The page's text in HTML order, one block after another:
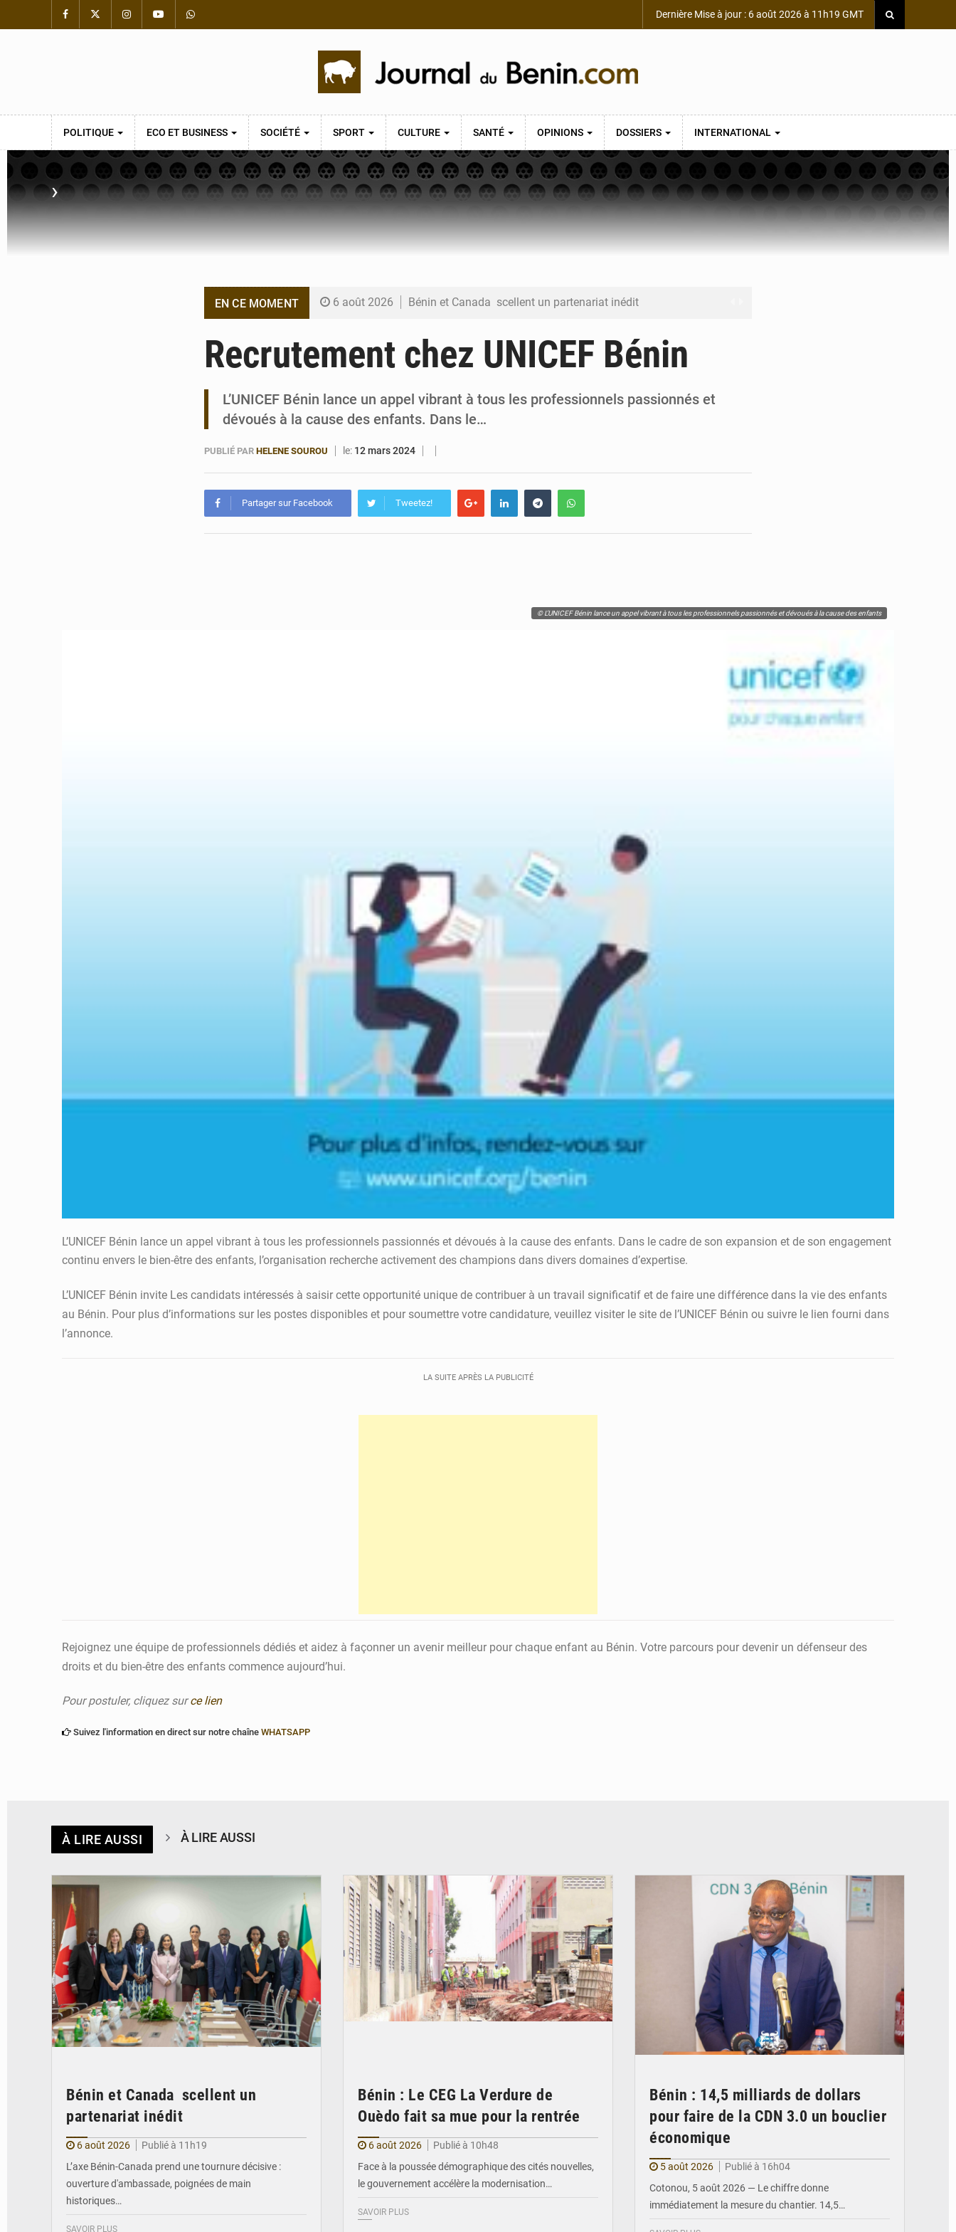
Dernière Mise à jour : 6 août 2026 à 11h19 GMT
POLITIQUE ECO ET BUSINESS SOCIÉTÉ SPORT CULTURE SANTÉ OPINIONS DOSSIERS INTERNATIONAL
›
EN CE MOMENT 6 août 2026 Bénin et Canada scellent un partenariat inédit
5 août 2026 Bénin : 14,5 milliards de dollars pour faire de la CDN 3.0 un bouclier économique
4 août 2026 Bénin : le ministère de l’Intérieur évalue ses résultats à mi-parcours
4 août 2026 FÉBÉBOXE : la gouvernance, premier combat de la mandature 2026-2030
Recrutement chez UNICEF Bénin
L’UNICEF Bénin lance un appel vibrant à tous les professionnels passionnés et
dévoués à la cause des enfants. Dans le…
PUBLIÉ PAR HELENE SOUROU le: 12 mars 2024
Partager sur Facebook Tweetez!
© L’UNICEF Bénin lance un appel vibrant à tous les professionnels passionnés et dévoués à la cause des enfants
L’UNICEF Bénin lance un appel vibrant à tous les professionnels passionnés et dévoués à la cause des enfants. Dans le cadre de son expansion et de son engagement
continu envers le bien-être des enfants, l’organisation recherche activement des champions dans divers domaines d’expertise.
L’UNICEF Bénin invite Les candidats intéressés à saisir cette opportunité unique de contribuer à un travail significatif et de faire une différence dans la vie des enfants
au Bénin. Pour plus d’informations sur les postes disponibles et pour soumettre votre candidature, veuillez visiter le site de l’UNICEF Bénin ou suivre le lien fourni dans
l’annonce.
LA SUITE APRÈS LA PUBLICITÉ
Rejoignez une équipe de professionnels dédiés et aidez à façonner un avenir meilleur pour chaque enfant au Bénin. Votre parcours pour devenir un défenseur des
droits et du bien-être des enfants commence aujourd’hui.
Pour postuler, cliquez surce lien
Suivez l'information en direct sur notre chaîne WHATSAPP
À LIRE AUSSI À LIRE AUSSI
Bénin et Canada scellent un
partenariat inédit
6 août 2026
Publié à 11h19
L’axe Bénin-Canada prend une tournure décisive :
ouverture d'ambassade, poignées de main
historiques…
SAVOIR PLUS
Bénin : Le CEG La Verdure de
Ouèdo fait sa mue pour la rentrée
6 août 2026
Publié à 10h48
Face à la poussée démographique des cités nouvelles,
le gouvernement accélère la modernisation…
SAVOIR PLUS
Bénin : 14,5 milliards de dollars
pour faire de la CDN 3.0 un bouclier
économique
5 août 2026
Publié à 16h04
Cotonou, 5 août 2026 — Le chiffre donne
immédiatement la mesure du chantier. 14,5…